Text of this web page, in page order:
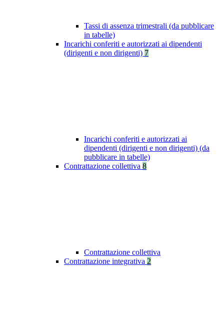
Tassi di assenza trimestrali (da pubblicare
in tabelle)
Incarichi conferiti e autorizzati ai dipendenti
(dirigenti e non dirigenti) 7
Incarichi conferiti e autorizzati ai
dipendenti (dirigenti e non dirigenti) (da
pubblicare in tabelle)
Contrattazione collettiva 8
Contrattazione collettiva
Contrattazione integrativa 2